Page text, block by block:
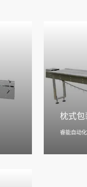
枕式包
睿能自动